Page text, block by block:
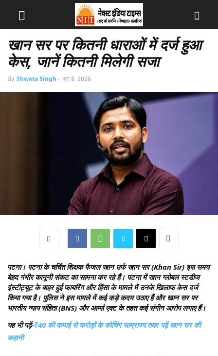
खान सर पर कितनी धाराओं में दर्ज हुआ
केस, जानें कितनी मिलेगी सजा
By Shweta Singh - जून 8, 2026
पटना। पटना के चर्चित शिक्षक फैजल खान उर्फ खान सर (Khan Sir) इस समय
बेहद गंभीर कानूनी संकट का सामना कर रहे हैं। पटना में खान ग्लोबल स्टडीज
इंस्टीट्यूट के बाहर हुई फायरिंग और हिंसा के मामले में उनके खिलाफ केस दर्ज
किया गया है। पुलिस ने इस मामले में कई कड़े कदम उठाए हैं और खान सर पर
भारतीय न्याय संहिता (BNS) और आर्म्स एक्ट के तहत कई संगीन आरोप लगाए हैं।
यह भी पढ़ें-₹40 की कमाई से करोड़ों के कोचिंग साम्राज्य तक! पढ़ें खान सर की
कहानी